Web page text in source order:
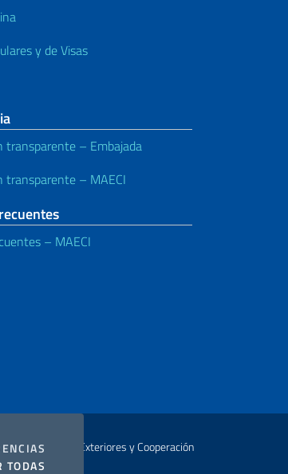
COOKIES
TODAS
y de Visas
transparente – Embajada
transparente – MAECI
– MAECI
de Relaciones Exteriores y Cooperación